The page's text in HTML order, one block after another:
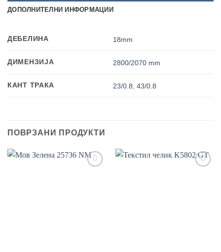
ДОПОЛНИТЕЛНИ ИНФОРМАЦИИ
ДЕБЕЛИНА 18mm
ДИМЕНЗИЈА 2800/2070 mm
КАНТ ТРАКА 23/0.8 ,43/0.8
ПОВРЗАНИ ПРОДУКТИ